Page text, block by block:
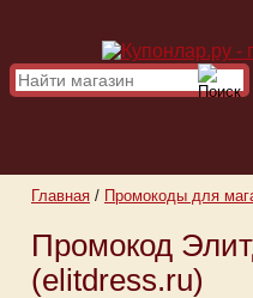
Главная / Промокоды для
Промокод
(elitdress.ru)